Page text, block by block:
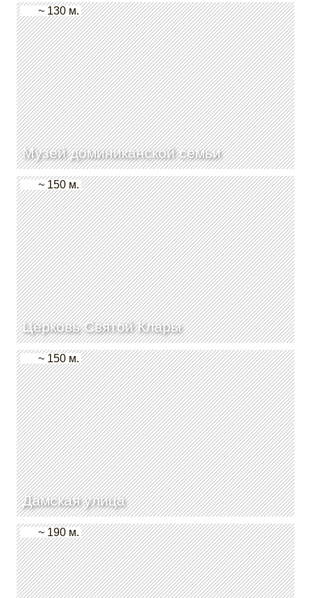
Музей доминиканской семьи
~ 130 м.
Церковь Святой Клары
~ 150 м.
Дамская улица
~ 150 м.
~ 190 м.